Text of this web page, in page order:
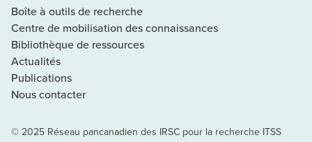
Boîte à outils de recherche
Centre de mobilisation des connaissances
Bibliothèque de ressources
Actualités
Publications
Nous contacter
© 2025 Réseau pancanadien des IRSC pour la recherche ITSS